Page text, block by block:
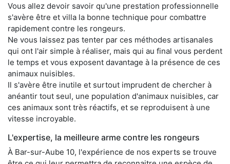
Vous allez devoir savoir qu'une prestation professionnelle
s'avère être et villa la bonne technique pour combattre
rapidement contre les rongeurs.
Ne vous laissez pas tenter par ces méthodes artisanales
qui ont l'air simple à réaliser, mais qui au final vous perdent
le temps et vous exposent davantage à la présence de ces
animaux nuisibles.
Il s'avère être inutile et surtout imprudent de chercher à
anéantir tout seul, une population d'animaux nuisibles, car
ces animaux sont très réactifs, et se reproduisent à une
vitesse incroyable.
L'expertise, la meilleure arme contre les rongeurs
À Bar-sur-Aube 10, l'expérience de nos experts se trouve